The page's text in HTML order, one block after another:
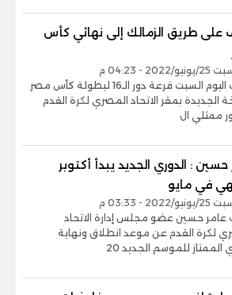
على طريق الزمالك إلى نهائي كأس
2022 - 04:23 م
أجريت اليوم السبت قرعة دور الـ16 لبطولة كأس مصر
الجديدة بمقر الاتحاد المصري لكرة القدم
ممثلي ال
حسين : الدوري الجديد يبدأ أكتوبر
في مايو
2022 - 03:33 م
حسين عضو مجلس إدارة الاتحاد
لكرة القدم عن موعد انطلاق ونهاية
الممتاز للموسم الجديد 20